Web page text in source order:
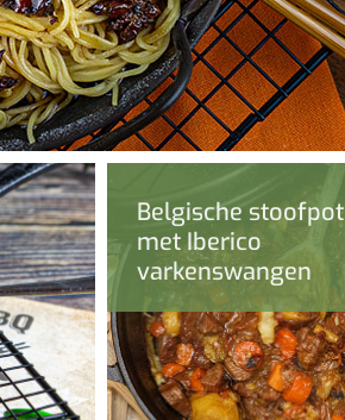
Belgische stoofpot
met Iberico
varkenswangen